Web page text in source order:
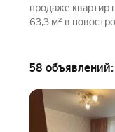
продаже квартир
63,3 м² в
58 объявлений: